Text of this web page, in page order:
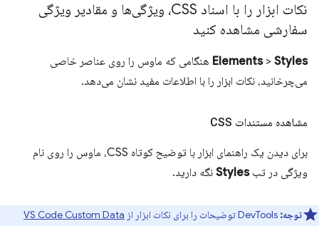
نکات ابزار را با اسناد CSS، ویژگی‌ها و مقادیر ویژگی
سفارشی مشاهده کنید
Elements> Styles
هنگامی که ماوس را روی عناصر خاصی
می‌چرخانید، نکات ابزار را با اطلاعات مفید نشان می‌دهد.
مشاهده مستندات CSS
برای دیدن یک راهنمای ابزار با توضیح کوتاه CSS، ماوس را روی نام
ویژگی در تبStyles نگه دارید.
توجه:
VS Code Custom Data